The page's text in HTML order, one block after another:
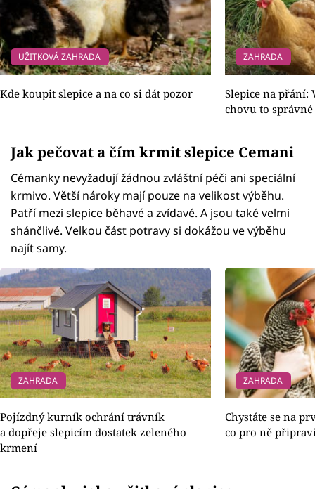
UŽITKOVÁ ZAHRADA
Kde koupit slepice a na co si dát pozor
ZAHRADA
Slepice na přání:
chovu to
Jak pečovat a čím krmit slepice Cemani
Cémanky nevyžadují žádnou zvláštní péči ani speciální
krmivo. Větší nároky mají pouze na velikost výběhu.
Patří mezi slepice běhavé a zvídavé. A jsou také velmi
shánčlivé. Velkou část potravy si dokážou ve výběhu
najít samy.
ZAHRADA
Pojízdný kurník ochrání trávník
a dopřeje slepicím dostatek zeleného
krmení
ZAHRADA
Chystáte se na
co pro ně